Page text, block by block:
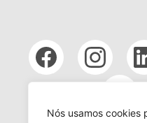
Nós usamos cookies